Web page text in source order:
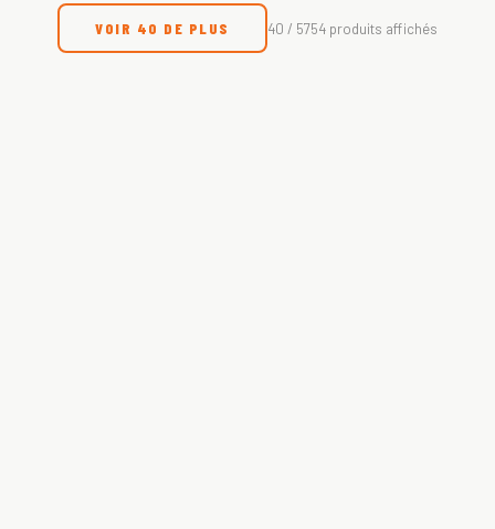
VOIR 40 DE PLUS 40 / 5754 produits affichés